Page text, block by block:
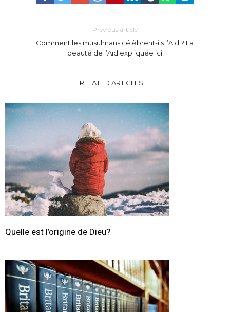
Previous article
Comment les musulmans célèbrent-ils l’Aïd ? La
beauté de l’Aïd expliquée ici
RELATED ARTICLES
Quelle est l’origine de Dieu?